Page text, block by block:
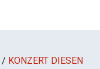
/ KONZERT DIESEN